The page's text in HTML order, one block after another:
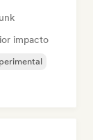
impacto